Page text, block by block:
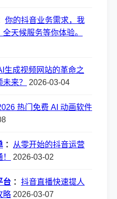
你的抖音业务需求，我
天候服务等你体验。
生成视频网站的革命之
来？
2026-03-04
热门免费 AI 动画软件
：
从零开始的抖音运营
2026-03-02
台 ： 抖音直播快速提人
略 2026-03-07